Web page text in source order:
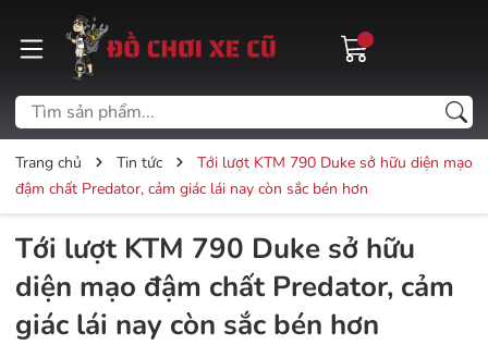
Trang chủ Tin tức
Tới lượt KTM 790 Duke sở hữu diện mạo
đậm chất Predator, cảm giác lái nay còn sắc bén hơn
Tới lượt KTM 790 Duke sở hữu
diện mạo đậm chất Predator, cảm
giác lái nay còn sắc bén hơn